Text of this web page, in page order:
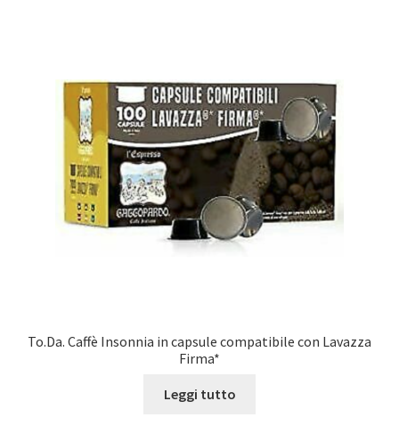
To.Da. Caffè Insonnia in capsule compatibile con Lavazza
Firma*
Leggi tutto